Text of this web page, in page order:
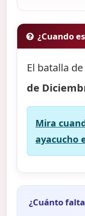
¿Cuando
El batalla
de
Mira
ayacucho
¿Cuánto